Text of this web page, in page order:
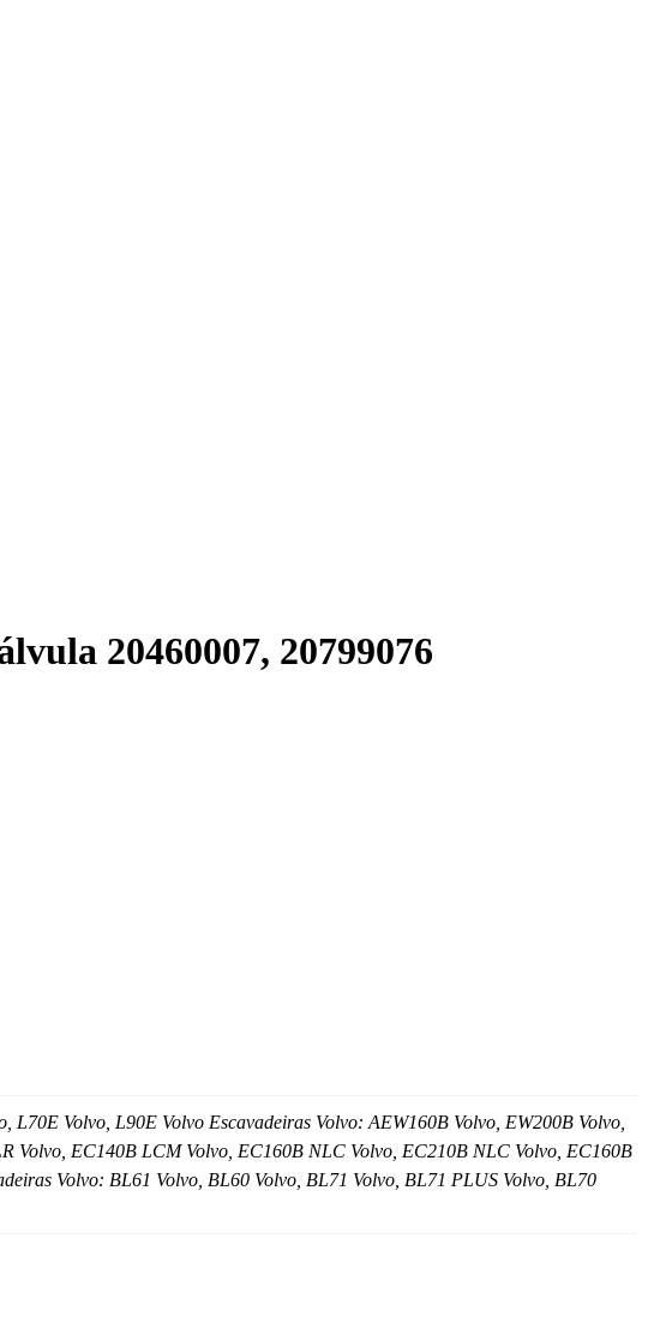
20460007, 20799076
Volvo, L90E Volvo Escavadeiras Volvo: AEW160B Volvo, EW200B Volvo,
Volvo, EC140B LCM Volvo, EC160B NLC Volvo, EC210B NLC Volvo, EC160B
Volvo: BL61 Volvo, BL60 Volvo, BL71 Volvo, BL71 PLUS Volvo, BL70